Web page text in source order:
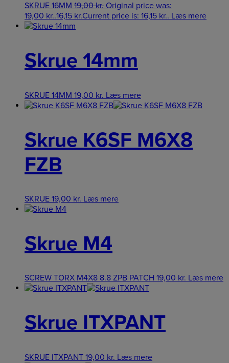
SKRUE 16MM 19,00kr. Original price was:
19,00 kr..16,15 kr.Current price is: 16,15 kr.. Læs mere
Skrue 14mm
SKRUE 14MM 19,00 kr. Læs mere
Skrue K6SF M6X8
FZB
SKRUE 19,00 kr. Læs mere
Skrue M4
SCREW TORX M4X8 8.8 ZPB PATCH 19,00 kr. Læs mere
Skrue ITXPANT
SKRUE ITXPANT 19,00 kr. Læs mere